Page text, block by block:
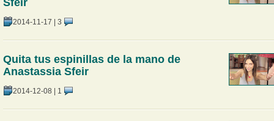
2014-11-17 | 3
Quita tus espinillas de la mano de
Anastassia Sfeir
2014-12-08 | 1